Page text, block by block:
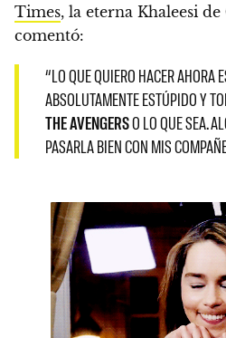
Times, la eterna Khaleesi de
comentó:
“LO QUE QUIERO HACER AHORA
ABSOLUTAMENTE ESTÚPIDO Y
THE AVENGERSO LO QUE SEA.
PASARLA BIEN CON MIS